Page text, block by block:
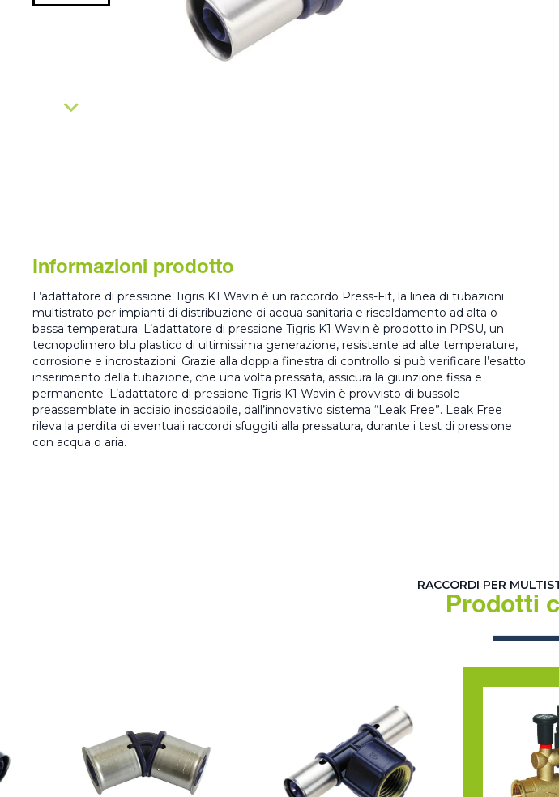
Informazioni prodotto
L’adattatore di pressione Tigris K1 Wavin è un raccordo Press-Fit, la linea di tubazioni
multistrato per impianti di distribuzione di acqua sanitaria e riscaldamento ad alta o
bassa temperatura. L’adattatore di pressione Tigris K1 Wavin è prodotto in PPSU, un
tecnopolimero blu plastico di ultimissima generazione, resistente ad alte temperature,
corrosione e incrostazioni. Grazie alla doppia finestra di controllo si può verificare l’esatto
inserimento della tubazione, che una volta pressata, assicura la giunzione fissa e
permanente. L’adattatore di pressione Tigris K1 Wavin è provvisto di bussole
preassemblate in acciaio inossidabile, dall’innovativo sistema “Leak Free”. Leak Free
rileva la perdita di eventuali raccordi sfuggiti alla pressatura, durante i test di pressione
con acqua o aria.
RACCORDI PER
Prodotti